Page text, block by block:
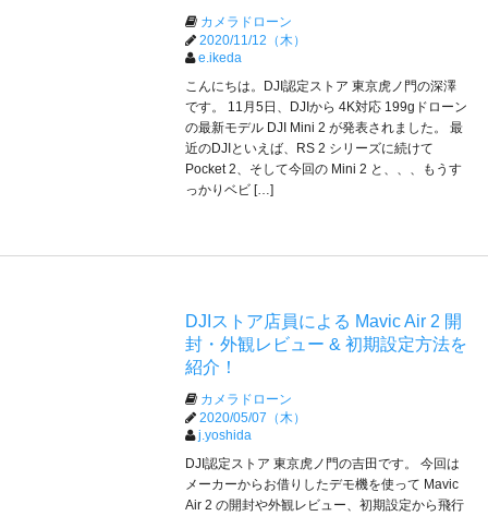
カメラドローン
2020/11/12（木）
e.ikeda
こんにちは。DJI認定ストア 東京虎ノ門の深澤
です。 11月5日、DJIから 4K対応 199gドローン
の最新モデル DJI Mini 2 が発表されました。 最
近のDJIといえば、RS 2 シリーズに続けて
Pocket 2、そして今回の Mini 2 と、、、もうす
っかりベビ […]
DJIストア店員による Mavic Air 2 開
封・外観レビュー & 初期設定方法を
紹介！
カメラドローン
2020/05/07（木）
j.yoshida
DJI認定ストア 東京虎ノ門の吉田です。 今回は
メーカーからお借りしたデモ機を使って Mavic
Air 2 の開封や外観レビュー、初期設定から飛行